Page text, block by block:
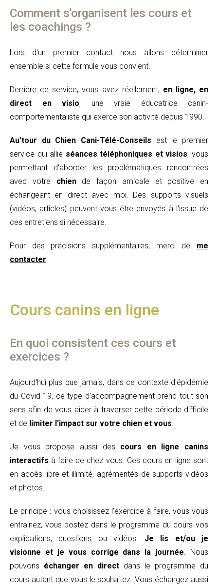
Comment s'organisent les cours et
les coachings ?
Lors d'un premier contact nous allons déterminer
ensemble si cette formule vous convient.
Derrière ce service, vous avez réellement, en ligne, en
direct en visio, une vraie éducatrice canin-
comportementaliste qui exerce son activité depuis 1990.
Au'tour du Chien Cani-Télé-Conseils est le premier
service qui allie séances téléphoniques et visios, vous
permettant d'aborder les problématiques rencontrées
avec votre chiende façon amicale et positive en
échangeant en direct avec moi. Des supports visuels
(vidéos, articles) peuvent vous être envoyés à l'issue de
ces entretiens si nécessaire.
Pour des précisions supplémentaires, merci de me
contacter
Cours canins en ligne
En quoi consistent ces cours et
exercices ?
Aujourd'hui plus que jamais, dans ce contexte d'épidémie
du Covid 19, ce type d'accompagnement prend tout son
sens afin de vous aider à traverser cette période difficile
et de limiter l'impact sur votre chien et vous
Je vous propose aussi des cours en ligne canins
interactifs à faire de chez vous. Ces cours en ligne sont
en accès libre et illimité, agrémentés de supports vidéos
et photos.
Le principe : vous choisissez l'exercice à faire, vous vous
entrainez, vous postez dans le programme du cours vos
explications, questions ou vidéos. Je lis et/ou je
visionne et je vous corrige dans la journée . Nous
pouvons échanger en direct dans le programme du
cours autant que vous le souhaitez. Vous échangez aussi